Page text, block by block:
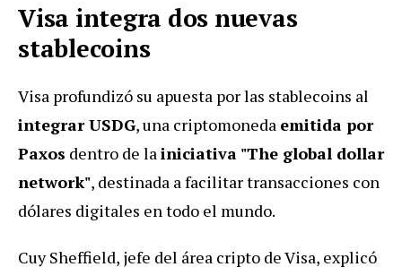
Visa integra dos nuevas
stablecoins
Visa profundizó su apuesta por las stablecoins al
integrar USDG, una criptomoneda emitida por
Paxos dentro de lainiciativa "The global dollar
network", destinada a facilitar transacciones con
dólares digitales en todo el mundo.
Cuy Sheffield, jefe del área cripto de Visa, explicó